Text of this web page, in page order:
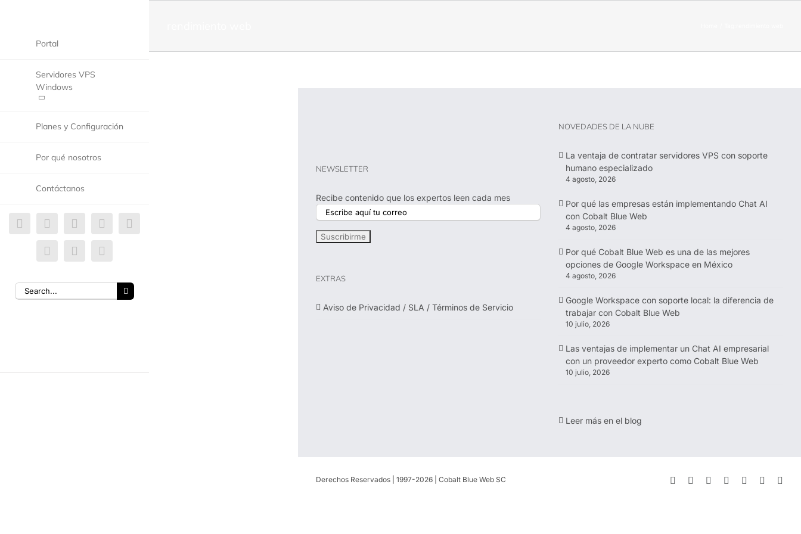
Portal
Servidores VPS
Windows
Planes y Configuración
Por qué nosotros
Contáctanos
NEWSLETTER
Recibe contenido que los expertos leen cada mes
EXTRAS
Aviso de Privacidad / SLA / Términos de Servicio
NOVEDADES DE LA NUBE
La ventaja de contratar servidores VPS con soporte
humano especializado
4 agosto, 2026
Por qué las empresas están implementando Chat AI
con Cobalt Blue Web
4 agosto, 2026
Por qué Cobalt Blue Web es una de las mejores
opciones de Google Workspace en México
4 agosto, 2026
Google Workspace con soporte local: la diferencia de
trabajar con Cobalt Blue Web
10 julio, 2026
Las ventajas de implementar un Chat AI empresarial
con un proveedor experto como Cobalt Blue Web
10 julio, 2026
Leer más en el blog
Derechos Reservados | 1997-2026 | Cobalt Blue Web SC